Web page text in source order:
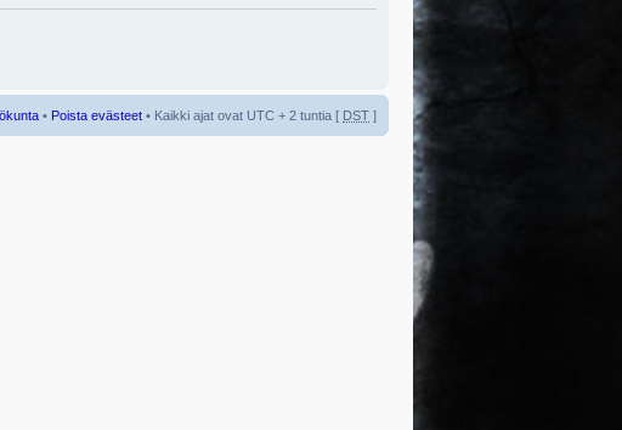
• Poista evästeet • Kaikki ajat ovat UTC + 2 tuntia [ DST ]